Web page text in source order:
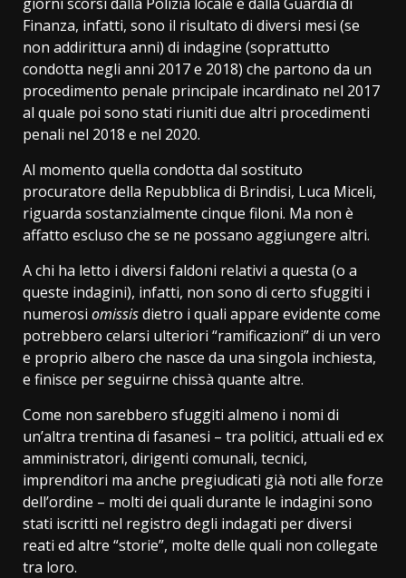
Finanza, infatti, sono il risultato di diversi mesi (se
non addirittura anni) di indagine (soprattutto
condotta negli anni 2017 e 2018) che partono da un
procedimento penale principale incardinato nel 2017
al quale poi sono stati riuniti due altri procedimenti
penali nel 2018 e nel 2020.
Al momento quella condotta dal sostituto
procuratore della Repubblica di Brindisi, Luca Miceli,
riguarda sostanzialmente cinque filoni. Ma non è
affatto escluso che se ne possano aggiungere altri.
A chi ha letto i diversi faldoni relativi a questa (o a
queste indagini), infatti, non sono di certo sfuggiti i
numerosi omissisdietro i quali appare evidente come
potrebbero celarsi ulteriori “ramificazioni” di un vero
e proprio albero che nasce da una singola inchiesta,
e finisce per seguirne chissà quante altre.
Come non sarebbero sfuggiti almeno i nomi di
un’altra trentina di fasanesi – tra politici, attuali ed ex
amministratori, dirigenti comunali, tecnici,
imprenditori ma anche pregiudicati già noti alle forze
dell’ordine – molti dei quali durante le indagini sono
stati iscritti nel registro degli indagati per diversi
reati ed altre “storie”, molte delle quali non collegate
tra loro.